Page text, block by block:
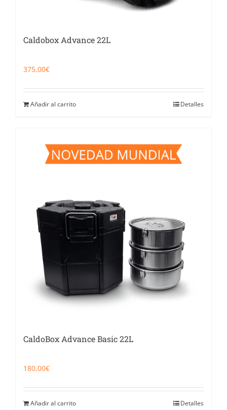
Caldobox Advance 22L
375,00€
Añadir al carrito Detalles
CaldoBox Advance Basic 22L
180,00€
Añadir al carrito Detalles